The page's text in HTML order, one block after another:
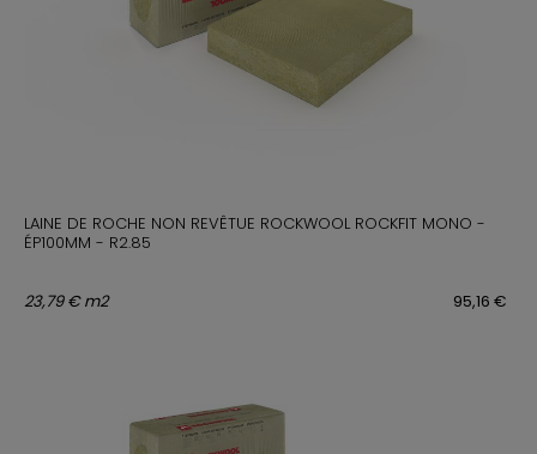
LAINE DE ROCHE NON REVÊTUE ROCKWOOL ROCKFIT MONO -
ÉP100MM - R2.85
95,16 €
23,79 € m2